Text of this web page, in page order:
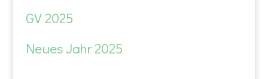
GV 2025
Neues Jahr 2025